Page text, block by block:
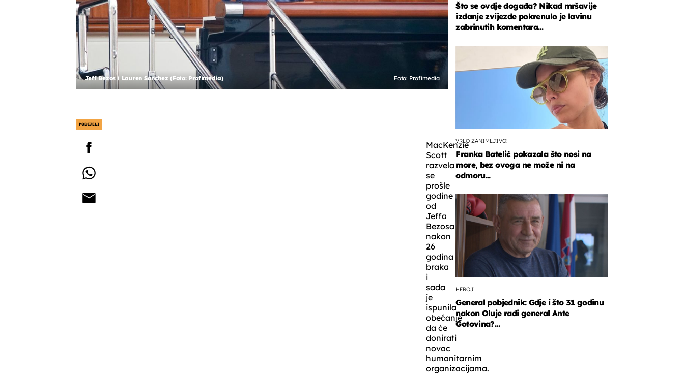
Jeff Bezos i Lauren Sanchez (Foto: Profimedia) Foto: Profimedia
PODIJELI
MacKenzie
Scott
razvela
se
prošle
godine
od
Jeffa
Bezosa
nakon
26
godina
braka
i
sada
je
ispunila
obećanje
da će
donirati
novac
humanitarnim
organizacijama.
Što se ovdje događa? Nikad mršavije
izdanje zvijezde pokrenulo je lavinu
zabrinutih komentara...
VRLO ZANIMLJIVO!
Franka Batelić pokazala što nosi na
more, bez ovoga ne može ni na
odmoru...
HEROJ
General pobjednik: Gdje i što 31 godinu
nakon Oluje radi general Ante
Gotovina?...